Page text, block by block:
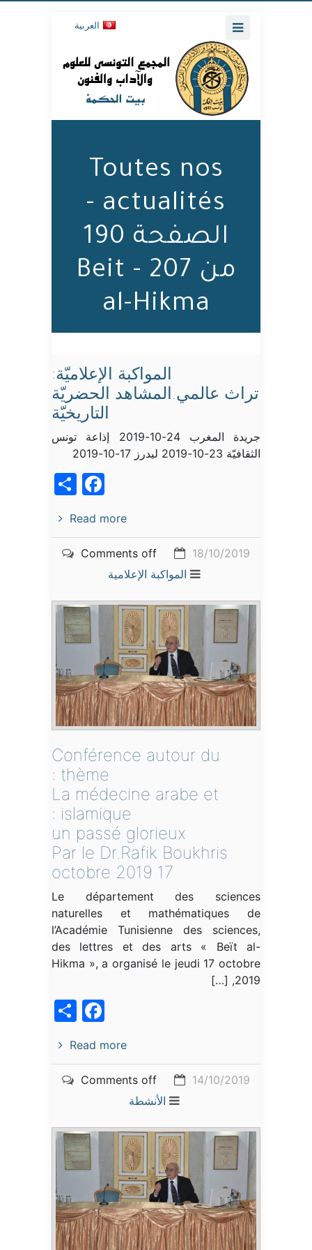
العربية
Toutes nos
actualités -
الصفحة 190
من 207 - Beit
al-Hikma
المواكبة الإعلاميّة:
تراث عالمي.المشاهد الحضريّة
التاريخيّة
جريدة المغرب 24-10-2019 إذاعة تونس
الثقافيّة 23-10-2019 ليدرز 17-10-2019
Read more
18/10/2019
Comments off
المواكبة الإعلامية
Conférence autour du
thème :
La médecine arabe et
islamique :
un passé glorieux
Par le Dr.Rafik Boukhris
17 octobre 2019
Le département des sciences
naturelles et mathématiques de
l’Académie Tunisienne des sciences,
des lettres et des arts « Beït al-
Hikma », a organisé le jeudi 17 octobre
2019, […]
Read more
14/10/2019
Comments off
الأنشطة